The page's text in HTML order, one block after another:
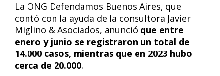
La ONG Defendamos Buenos Aires, que
contó con la ayuda de la consultora Javier
Miglino & Asociados, anunció que entre
enero y junio se registraron un total de
14.000 casos, mientras que en 2023 hubo
cerca de 20.000.